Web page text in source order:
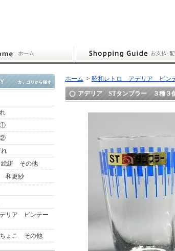
①
②
絣 その他
和更紗
リア ビンテー
ょこ その他
ホーム > 昭和レトロ アデリア ビン
アデリア STタンブラー ３種３